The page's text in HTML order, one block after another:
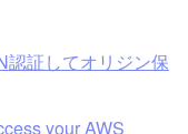
証してオリジン保
your AWS